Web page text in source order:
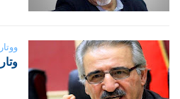
ووتار